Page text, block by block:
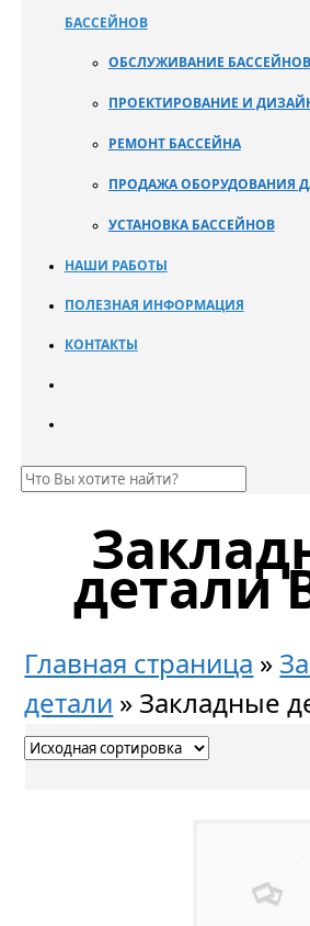
БАССЕЙНОВ
ОБСЛУЖИВАНИЕ БАССЕЙНОВ
ПРОЕКТИРОВАНИЕ И
РЕМОНТ БАССЕЙНА
ПРОДАЖА ОБОРУДОВАНИЯ
УСТАНОВКА БАССЕЙНОВ
НАШИ РАБОТЫ
ПОЛЕЗНАЯ ИНФОРМАЦИЯ
КОНТАКТЫ
детали
Главная страница »
детали »Закладные